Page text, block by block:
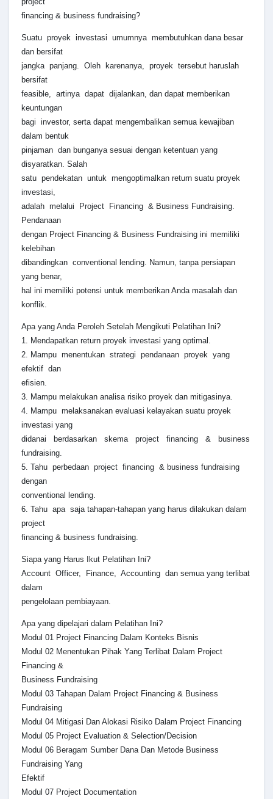
financing & business fundraising?
Suatu proyek investasi umumnya membutuhkan dana besar
dan bersifat
jangka panjang. Oleh karenanya, proyek tersebut haruslah
bersifat
feasible, artinya dapat dijalankan, dan dapat memberikan
keuntungan
bagi investor, serta dapat mengembalikan semua kewajiban
dalam bentuk
pinjaman dan bunganya sesuai dengan ketentuan yang
disyaratkan. Salah
satu pendekatan untuk mengoptimalkan return suatu proyek
investasi,
adalah melalui Project Financing & Business Fundraising.
Pendanaan
dengan Project Financing & Business Fundraising ini memiliki
kelebihan
dibandingkan conventional lending. Namun, tanpa persiapan
yang benar,
hal ini memiliki potensi untuk memberikan Anda masalah dan
konflik.
Apa yang Anda Peroleh Setelah Mengikuti Pelatihan Ini?
1. Mendapatkan return proyek investasi yang optimal.
2. Mampu menentukan strategi pendanaan proyek yang
efektif dan
efisien.
3. Mampu melakukan analisa risiko proyek dan mitigasinya.
4. Mampu melaksanakan evaluasi kelayakan suatu proyek
investasi yang
didanai berdasarkan skema project financing & business
fundraising.
5. Tahu perbedaan project financing & business fundraising
dengan
conventional lending.
6. Tahu apa saja tahapan-tahapan yang harus dilakukan dalam
project
financing & business fundraising.
Siapa yang Harus Ikut Pelatihan Ini?
Account Officer, Finance, Accounting dan semua yang terlibat
dalam
pengelolaan pembiayaan.
Apa yang dipelajari dalam Pelatihan Ini?
Modul 01 Project Financing Dalam Konteks Bisnis
Modul 02 Menentukan Pihak Yang Terlibat Dalam Project
Financing &
Business Fundraising
Modul 03 Tahapan Dalam Project Financing & Business
Fundraising
Modul 04 Mitigasi Dan Alokasi Risiko Dalam Project Financing
Modul 05 Project Evaluation & Selection/Decision
Modul 06 Beragam Sumber Dana Dan Metode Business
Fundraising Yang
Efektif
Modul 07 Project Documentation